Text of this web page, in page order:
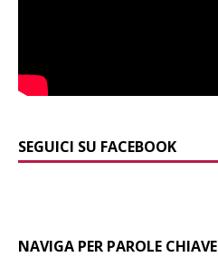
SEGUICI SU FACEBOOK
NAVIGA PER PAROLE CHIAVE